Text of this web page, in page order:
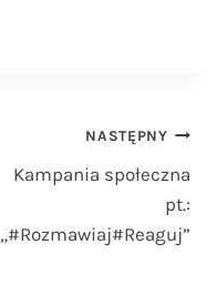
NASTĘPNY
Kampania społeczna
pt.:
„#Rozmawiaj#Reaguj”